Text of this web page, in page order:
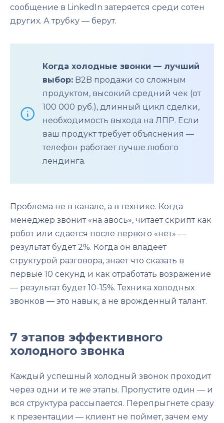
сообщение в LinkedIn затеряется среди сотен
других. А трубку — берут.
Когда холодные звонки — лучший
выбор: B2B продажи со сложным
продуктом, высокий средний чек (от
100 000 руб.), длинный цикл сделки,
необходимость выхода на ЛПР. Если
ваш продукт требует объяснения —
телефон работает лучше любого
лендинга.
Проблема не в канале, а в технике. Когда
менеджер звонит «на авось», читает скрипт как
робот или сдается после первого «нет» —
результат будет 2%. Когда он владеет
структурой разговора, знает что сказать в
первые 10 секунд и как отработать возражение
— результат будет 10-15%. Техника холодных
звонков — это навык, а не врожденный талант.
7 этапов эффективного
холодного звонка
Каждый успешный холодный звонок проходит
через одни и те же этапы. Пропустите один — и
вся структура рассыпается. Перепрыгнете сразу
к презентации — клиент не поймет, зачем ему